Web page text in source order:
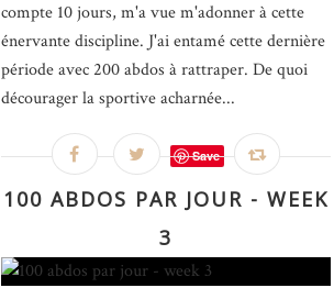
compte 10 jours, m'a vue m'adonner à cette
énervante discipline. J'ai entamé cette dernière
période avec 200 abdos à rattraper. De quoi
décourager la sportive acharnée...
Save
100 ABDOS PAR JOUR - WEEK
3